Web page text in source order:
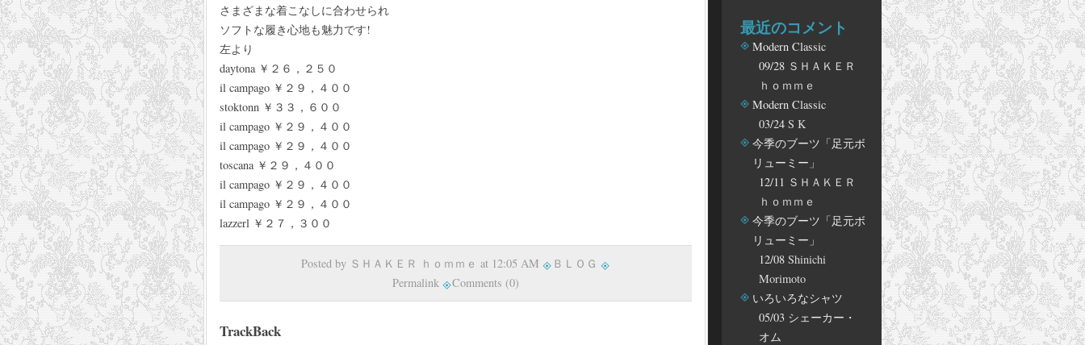
さまざまな着こなしに合わせられ
ソフトな履き心地も魅力です!
左より
daytona ￥２６，２５０
il campago ￥２９，４００
stoktonn ￥３３，６００
il campago ￥２９，４００
il campago ￥２９，４００
toscana ￥２９，４００
il campago ￥２９，４００
il campago ￥２９，４００
lazzerl ￥２７，３００
Posted by ＳＨＡＫＥＲ ｈｏｍｍｅ at 12:05 AM
ＢＬＯＧ
Permalink
Comments (0)
TrackBack
最近のコメント
Modern Classic
09/28 ＳＨＡＫＥＲ
ｈｏｍｍｅ
Modern Classic
03/24 S K
今季のブーツ「足元ボ
リューミー」
12/11 ＳＨＡＫＥＲ
ｈｏｍｍｅ
今季のブーツ「足元ボ
リューミー」
12/08 Shinichi
Morimoto
いろいろなシャツ
05/03 シェーカー・
オム